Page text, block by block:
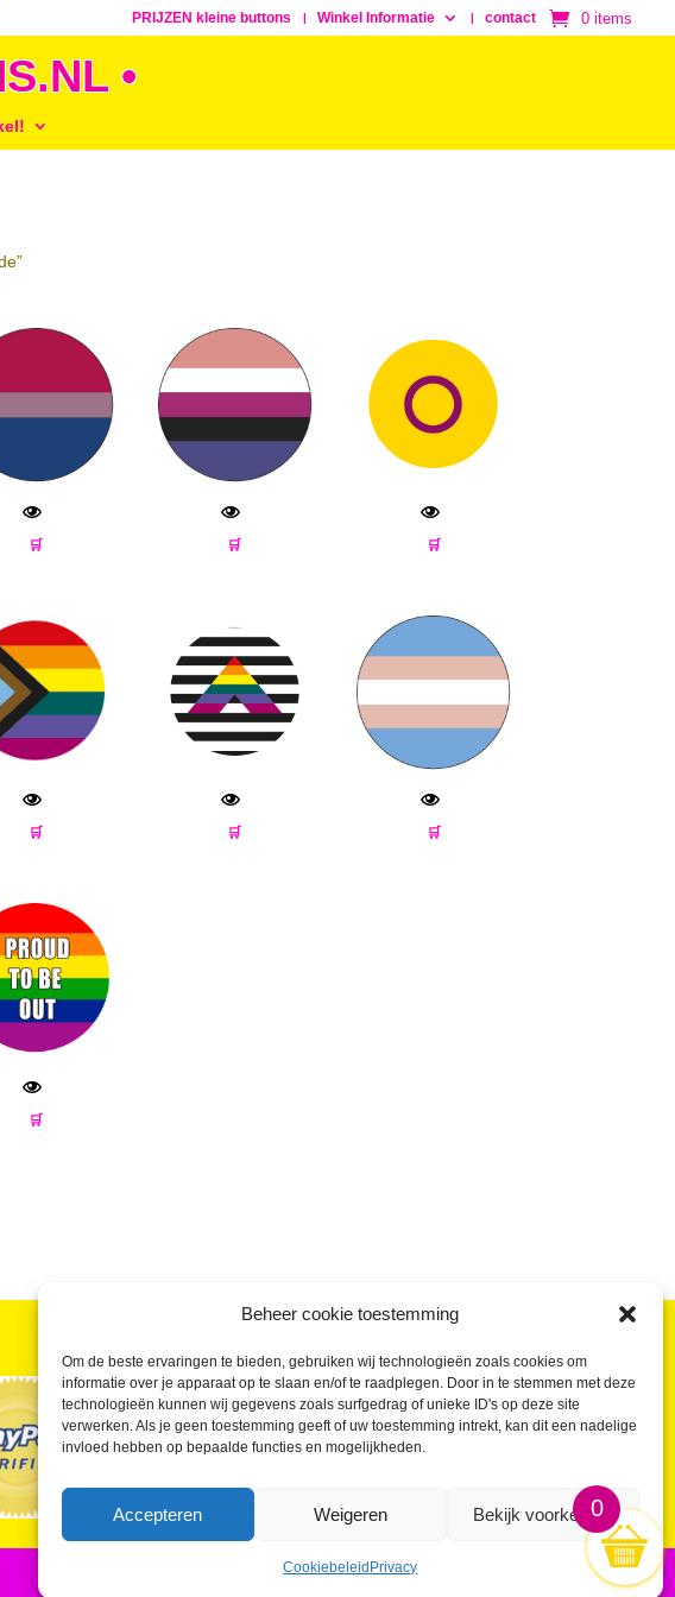
Beheer cookie toestemming
Om de beste ervaringen te bieden, gebruiken wij technologieën zoals cookies om
informatie over je apparaat op te slaan en/of te raadplegen. Door in te stemmen met deze
technologieën kunnen wij gegevens zoals surfgedrag of unieke ID's op deze site
verwerken. Als je geen toestemming geeft of uw toestemming intrekt, kan dit een nadelige
invloed hebben op bepaalde functies en mogelijkheden.
Accepteren Weigeren Bekijk voorkeuren
Cookiebeleid Privacy
PRIJZEN kleine buttons Winkel Informatie contact 0 items
•
🛒 🛒 🛒
🛒 🛒 🛒
🛒
Je vragen over kleine buttons beantwoord
Wat kosten Kleine Buttons?
Buttons laten maken in kleine oplage
Waar kan ik Kleine Buttons kopen?
0